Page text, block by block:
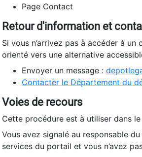
Page Contact
Retour d'information et
Si vous n’arrivez pas à accéder à
orienté vers une alternative
Envoyer un message :
Contacter le Département du
Voies de recours
Cette procédure est à utiliser dans
Vous avez signalé au responsable
services du portail et vous n’avez